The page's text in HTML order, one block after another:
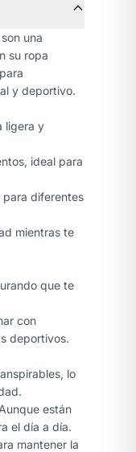
son una
su ropa
y deportivo.
ligera y
ideal para
para diferentes
mientras te
que te
con
deportivos.
lo
están
el día a día.
mantener la